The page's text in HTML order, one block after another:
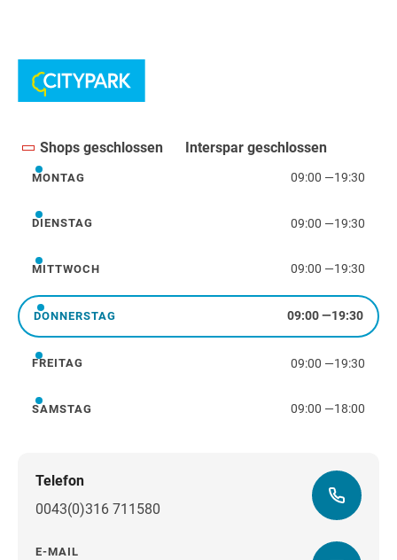
Shops geschlossen Interspar geschlossen
Montag
MONTAG 09:00 —19:30
Dienstag
DIENSTAG 09:00 —19:30
Mittwoch
MITTWOCH 09:00 —19:30
Donnerstag
DONNERSTAG 09:00—19:30
Freitag
FREITAG 09:00 —19:30
Samstag
SAMSTAG 09:00 —18:00
Telefon
0043(0)316 711580
E-MAIL